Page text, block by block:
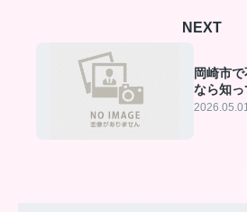
NEXT
岡崎市
なら知
域密着の